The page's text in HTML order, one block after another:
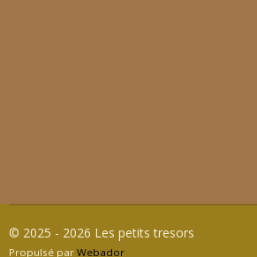
© 2025 - 2026 Les petits tresors
Propulsé par Webador